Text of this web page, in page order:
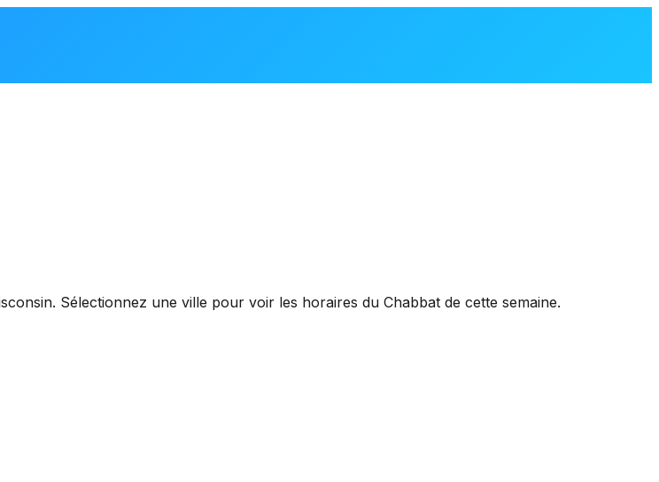
Sélectionnez une ville pour voir les horaires du Chabbat de cette semaine.